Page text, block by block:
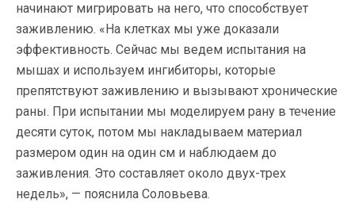
начинают мигрировать на него, что способствует
заживлению. «На клетках мы уже доказали
эффективность. Сейчас мы ведем испытания на
мышах и используем ингибиторы, которые
препятствуют заживлению и вызывают хронические
раны. При испытании мы моделируем рану в течение
десяти суток, потом мы накладываем материал
размером один на один см и наблюдаем до
заживления. Это составляет около двух-трех
недель», — пояснила Соловьева.